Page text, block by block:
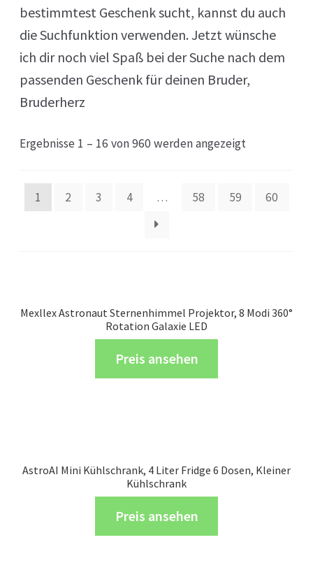
bestimmtest Geschenk sucht, kannst du auch
die Suchfunktion verwenden. Jetzt wünsche
ich dir noch viel Spaß bei der Suche nach dem
passenden Geschenk für deinen Bruder,
Bruderherz
Ergebnisse 1 – 16 von 960 werden angezeigt
1 2 3 4 … 58 59 60
Mexllex Astronaut Sternenhimmel Projektor, 8 Modi 360°
Rotation Galaxie LED
Preis ansehen
AstroAI Mini Kühlschrank, 4 Liter Fridge 6 Dosen, Kleiner
Kühlschrank
Preis ansehen